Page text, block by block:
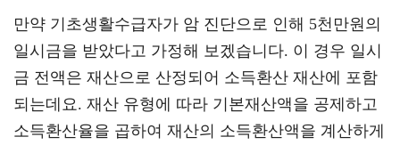
만약 기초생활수급자가 암 진단으로 인해 5천만원의
일시금을 받았다고 가정해 보겠습니다. 이 경우 일시
금 전액은 재산으로 산정되어 소득환산 재산에 포함
되는데요. 재산 유형에 따라 기본재산액을 공제하고
소득환산율을 곱하여 재산의 소득환산액을 계산하게